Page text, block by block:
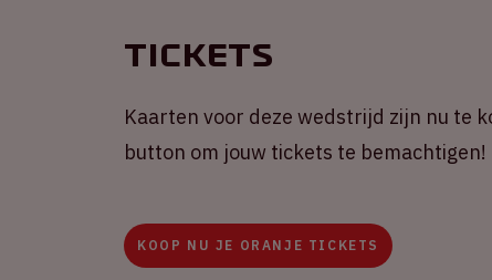
Tickets
Kaarten voor deze wedstrijd zijn nu te
button om jouw tickets te bemachtigen!
KOOP NU JE ORANJE TICKETS